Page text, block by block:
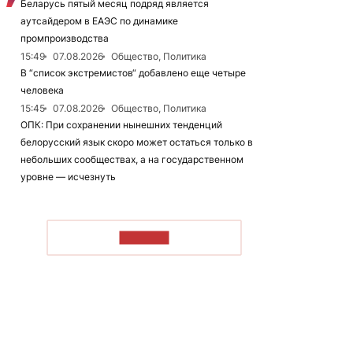
Беларусь пятый месяц подряд является
аутсайдером в ЕАЭС по динамике
промпроизводства
15:49
07.08.2026
Общество, Политика
В “список экстремистов“ добавлено еще четыре
человека
15:45
07.08.2026
Общество, Политика
ОПК: При сохранении нынешних тенденций
белорусский язык скоро может остаться только в
небольших сообществах, а на государственном
уровне — исчезнуть